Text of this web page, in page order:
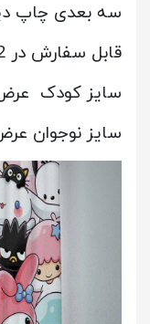
سه بعدی چاپ
قابل سفارش در 2 سایز کودک و نوجوان
سایز کودک عرض تخت 80
سایز نوجوان عرض 90 سانتی